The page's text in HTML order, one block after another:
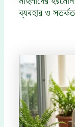
ব্যবহার ও